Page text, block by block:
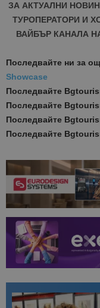
ЗА АКТУАЛНИ
ТУРОПЕРАТОРИ И
ВАЙБЪР КАНАЛА НА
Последвайте ни за
Showcase
Последвайте
Последвайте
Последвайте
Последвайте